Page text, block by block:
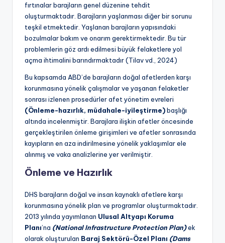
fırtınalar barajların genel düzenine tehdit
oluşturmaktadır. Barajların yaşlanması diğer bir sorunu
teşkil etmektedir. Yaşlanan barajların yapısındaki
bozulmalar bakım ve onarım gerektirmektedir. Bu tür
problemlerin göz ardı edilmesi büyük felaketlere yol
açma ihtimalini barındırmaktadır (Tilav vd., 2024)
Bu kapsamda ABD’de barajların doğal afetlerden karşı
korunmasına yönelik çalışmalar ve yaşanan felaketler
sonrası izlenen prosedürler afet yönetim evreleri
(Önleme-hazırlık, müdahale-iyileştirme)başlığı
altında incelenmiştir. Barajlara ilişkin afetler öncesinde
gerçekleştirilen önleme girişimleri ve afetler sonrasında
kayıpların en aza indirilmesine yönelik yaklaşımlar ele
alınmış ve vaka analizlerine yer verilmiştir.
Önleme ve Hazırlık
DHS barajların doğal ve insan kaynaklı afetlere karşı
korunmasına yönelik plan ve programlar oluşturmaktadır.
2013 yılında yayımlanan Ulusal Altyapı Koruma
Planı’na (National Infrastructure Protection Plan)ek
olarak oluşturulan Baraj Sektörü-Özel Planı (Dams